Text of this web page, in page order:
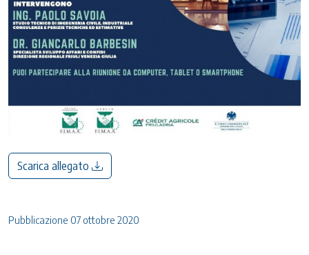
Scarica allegato
Pubblicazione 07 ottobre 2020